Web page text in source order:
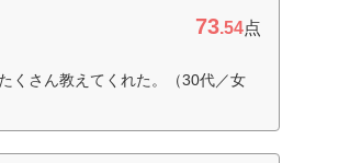
73.54点
くさん教えてくれた。（30代／女